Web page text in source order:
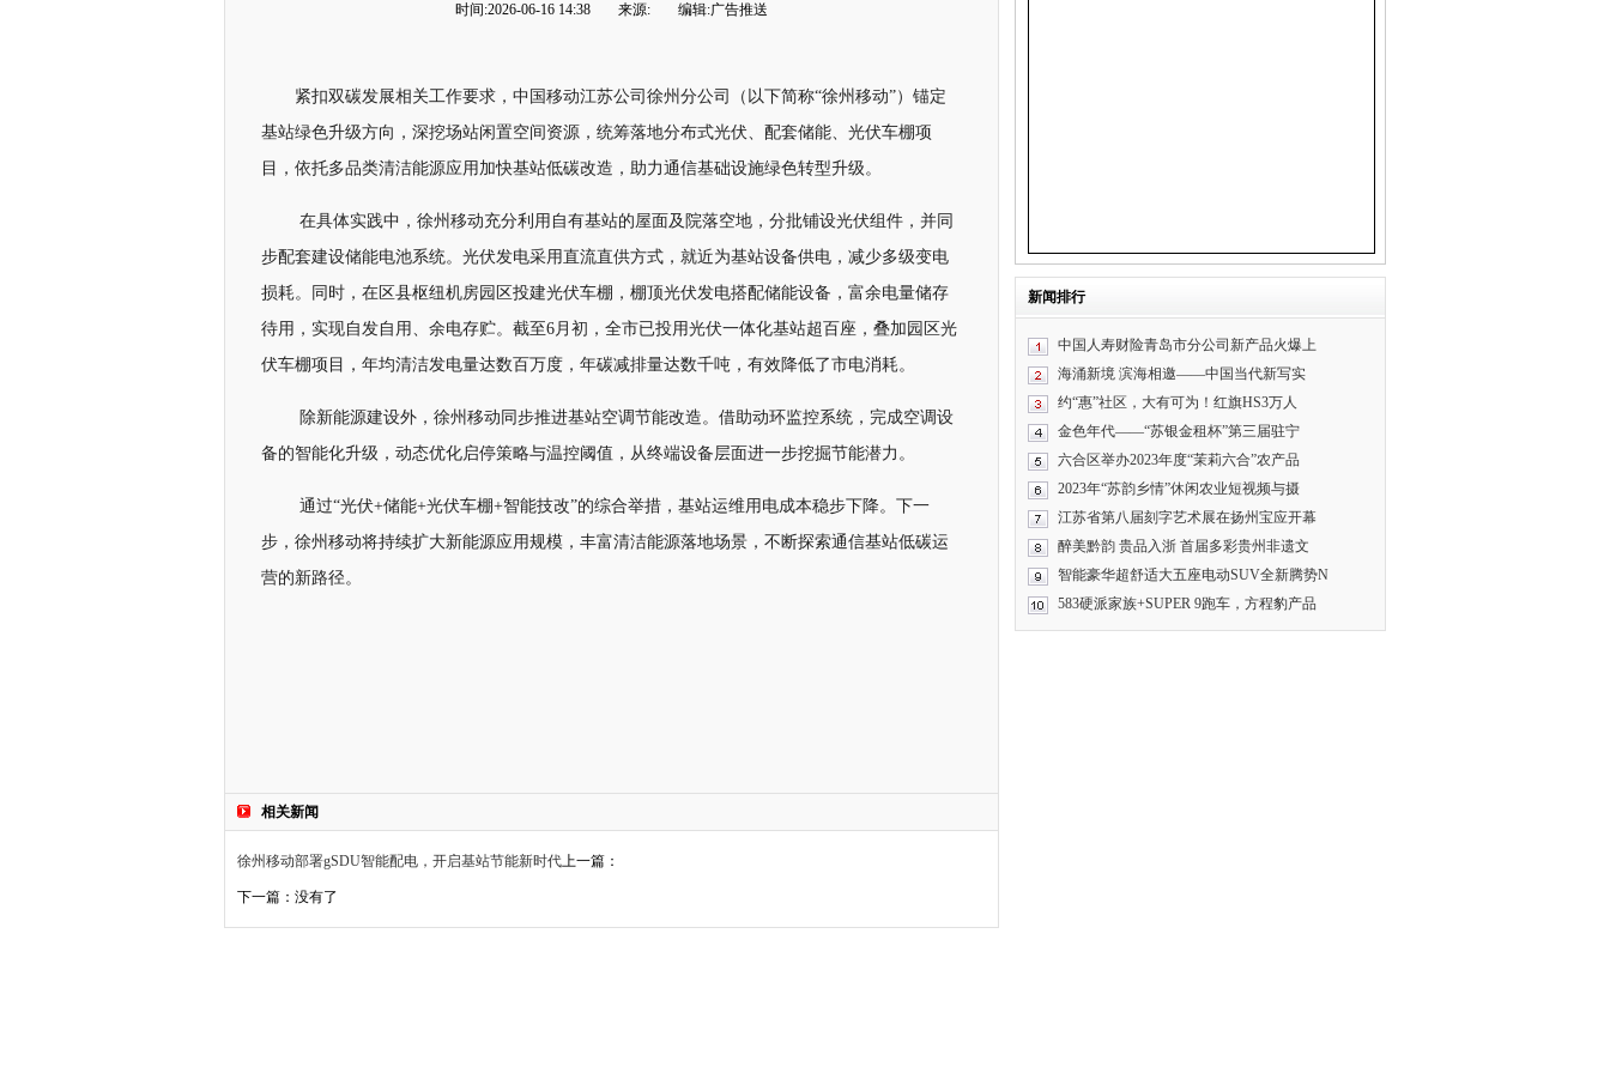
时间:2026-06-16 14:38 来源: 编辑:广告推送
紧扣双碳发展相关工作要求，中国移动江苏公司徐州分公司（以下简称“徐州移动”）锚定
基站绿色升级方向，深挖场站闲置空间资源，统筹落地分布式光伏、配套储能、光伏车棚项
目，依托多品类清洁能源应用加快基站低碳改造，助力通信基础设施绿色转型升级。
在具体实践中，徐州移动充分利用自有基站的屋面及院落空地，分批铺设光伏组件，并同
步配套建设储能电池系统。光伏发电采用直流直供方式，就近为基站设备供电，减少多级变电
损耗。同时，在区县枢纽机房园区投建光伏车棚，棚顶光伏发电搭配储能设备，富余电量储存
待用，实现自发自用、余电存贮。截至6月初，全市已投用光伏一体化基站超百座，叠加园区光
伏车棚项目，年均清洁发电量达数百万度，年碳减排量达数千吨，有效降低了市电消耗。
除新能源建设外，徐州移动同步推进基站空调节能改造。借助动环监控系统，完成空调设
备的智能化升级，动态优化启停策略与温控阈值，从终端设备层面进一步挖掘节能潜力。
通过“光伏+储能+光伏车棚+智能技改”的综合举措，基站运维用电成本稳步下降。下一
步，徐州移动将持续扩大新能源应用规模，丰富清洁能源落地场景，不断探索通信基站低碳运
营的新路径。
相关新闻
上一篇：
徐州移动部署gSDU智能配电，开启基站节能新时代
下一篇：没有了
新闻排行
中国人寿财险青岛市分公司新产品火爆上
海涌新境 滨海相邀——中国当代新写实
约“惠”社区，大有可为！红旗HS3万人
金色年代——“苏银金租杯”第三届驻宁
六合区举办2023年度“茉莉六合”农产品
2023年“苏韵乡情”休闲农业短视频与摄
江苏省第八届刻字艺术展在扬州宝应开幕
醉美黔韵 贵品入浙 首届多彩贵州非遗文
智能豪华超舒适大五座电动SUV全新腾势N
583硬派家族+SUPER 9跑车，方程豹产品